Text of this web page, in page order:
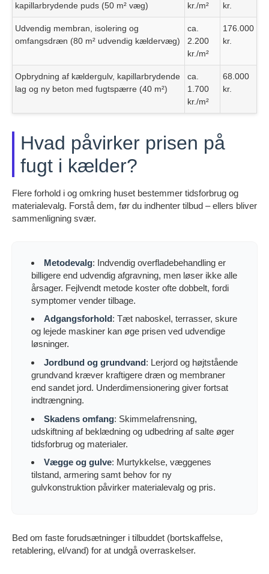
kapillarbrydende puds (50 m² væg)
kr./m²
kr.
Udvendig membran, isolering og
omfangsdræn (80 m² udvendig kældervæg)
ca.
2.200
kr./m²
176.000
kr.
Opbrydning af kældergulv, kapillarbrydende
lag og ny beton med fugtspærre (40 m²)
ca.
1.700
kr./m²
68.000
kr.
Hvad påvirker prisen på
fugt i kælder?
Flere forhold i og omkring huset bestemmer tidsforbrug og
materialevalg. Forstå dem, før du indhenter tilbud – ellers bliver
sammenligning svær.
Metodevalg: Indvendig overfladebehandling er
billigere end udvendig afgravning, men løser ikke alle
årsager. Fejlvendt metode koster ofte dobbelt, fordi
symptomer vender tilbage.
Adgangsforhold: Tæt naboskel, terrasser, skure
og lejede maskiner kan øge prisen ved udvendige
løsninger.
Jordbund og grundvand: Lerjord og højtstående
grundvand kræver kraftigere dræn og membraner
end sandet jord. Underdimensionering giver fortsat
indtrængning.
Skadens omfang: Skimmelafrensning,
udskiftning af beklædning og udbedring af salte øger
tidsforbrug og materialer.
Vægge og gulve: Murtykkelse, væggenes
tilstand, armering samt behov for ny
gulvkonstruktion påvirker materialevalg og pris.
Bed om faste forudsætninger i tilbuddet (bortskaffelse,
retablering, el/vand) for at undgå overraskelser.